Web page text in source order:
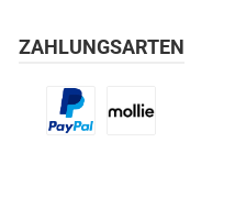
ZAHLUNGSARTEN